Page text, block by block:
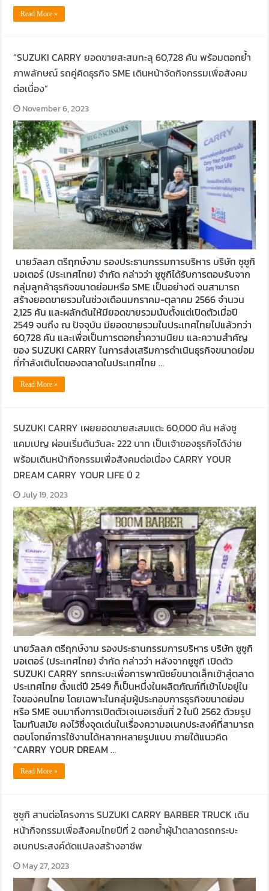
Read More »
“SUZUKI CARRY ยอดขายสะสมทะลุ 60,728 คัน พร้อมตอกย้ำ
ภาพลักษณ์ รถคู่คิดธุรกิจ SME เดินหน้าจัดกิจกรรมเพื่อสังคม
ต่อเนื่อง”
November 6, 2023
นายวัลลภ ตรีฤกษ์งาม รองประธานกรรมการบริหาร บริษัท ซูซูกิ
มอเตอร์ (ประเทศไทย) จำกัด กล่าวว่า ซูซูกิได้รับการตอบรับจาก
กลุ่มลูกค้าธุรกิจขนาดย่อมหรือ SME เป็นอย่างดี จนสามารถ
สร้างยอดขายรวมในช่วงเดือนมกราคม-ตุลาคม 2566 จำนวน
2,125 คัน และผลักดันให้มียอดขายรวมนับตั้งแต่เปิดตัวเมื่อปี
2549 จนถึง ณ ปัจจุบัน มียอดขายรวมในประเทศไทยไปแล้วกว่า
60,728 คัน และเพื่อเป็นการตอกย้ำความนิยม และความสำคัญ
ของ SUZUKI CARRY ในการส่งเสริมการดำเนินธุรกิจขนาดย่อม
ที่กำลังเติบโตของตลาดในประเทศไทย …
Read More »
SUZUKI CARRY เผยยอดขายสะสมแตะ 60,000 คัน หลังชู
แคมเปญ ผ่อนเริ่มต้นวันละ 222 บาท เป็นเจ้าของธุรกิจได้ง่าย
พร้อมเดินหน้ากิจกรรมเพื่อสังคมต่อเนื่อง CARRY YOUR
DREAM CARRY YOUR LIFE ปี 2
July 19, 2023
นายวัลลภ ตรีฤกษ์งาม รองประธานกรรมการบริหาร บริษัท ซูซูกิ
มอเตอร์ (ประเทศไทย) จำกัด กล่าวว่า หลังจากซูซูกิ เปิดตัว
SUZUKI CARRY รถกระบะเพื่อการพาณิชย์ขนาดเล็กเข้าสู่ตลาด
ประเทศไทย ตั้งแต่ปี 2549 ก็เป็นหนึ่งในผลิตภัณฑ์ที่เข้าไปอยู่ใน
ใจของคนไทย โดยเฉพาะในกลุ่มผู้ประกอบการธุรกิจขนาดย่อม
หรือ SME จนมาถึงการเปิดตัวเจเนอเรชั่นที่ 2 ในปี 2562 ด้วยรูป
โฉมทันสมัย คงไว้ซึ่งจุดเด่นในเรื่องความอเนกประสงค์ที่สามารถ
ตอบโจทย์การใช้งานได้หลากหลายรูปแบบ ภายใต้แนวคิด
“CARRY YOUR DREAM …
Read More »
ซูซูกิ สานต่อโครงการ SUZUKI CARRY BARBER TRUCK เดิน
หน้ากิจกรรมเพื่อสังคมไทยปีที่ 2 ตอกย้ำผู้นำตลาดรถกระบะ
อเนกประสงค์ดัดแปลงสร้างอาชีพ
May 27, 2023